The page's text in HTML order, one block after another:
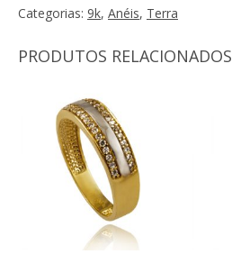
Categorias: 9k, Anéis, Terra
PRODUTOS RELACIONADOS